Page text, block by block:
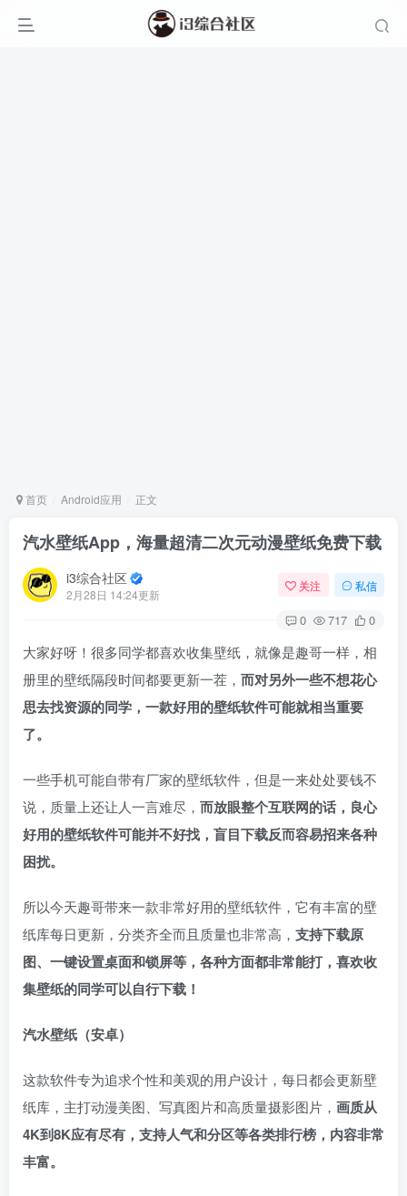
首页 Android应用 正文
汽水壁纸App，海量超清二次元动漫壁纸免费下载
i3综合社区
2月28日 14:24更新
关注 私信
0 717 0
大家好呀！很多同学都喜欢收集壁纸，就像是趣哥一样，相
册里的壁纸隔段时间都要更新一茬， 而对另外一些不想花心
思去找资源的同学，一款好用的壁纸软件可能就相当重要
了。
一些手机可能自带有厂家的壁纸软件，但是一来处处要钱不
说，质量上还让人一言难尽， 而放眼整个互联网的话，良心
好用的壁纸软件可能并不好找，盲目下载反而容易招来各种
困扰。
所以今天趣哥带来一款非常好用的壁纸软件，它有丰富的壁
纸库每日更新，分类齐全而且质量也非常高， 支持下载原
图、一键设置桌面和锁屏等，各种方面都非常能打，喜欢收
集壁纸的同学可以自行下载！
汽水壁纸（安卓）
这款软件专为追求个性和美观的用户设计，每日都会更新壁
纸库，主打动漫美图、写真图片和高质量摄影图片， 画质从
4K到8K应有尽有，支持人气和分区等各类排行榜，内容非常
丰富。